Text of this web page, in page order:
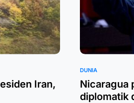
Iran,
DUNIA
Nicaragua
diplomatik